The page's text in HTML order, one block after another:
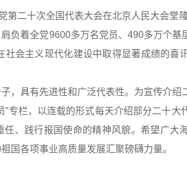
第二十次全国代表大会在北京人民大会堂
负着全党9600多万名党员、490多万个基
会主义现代化建设中取得显著成绩的喜
，具有先进性和广泛代表性。为宣传介绍
”专栏，以连载的形式每天介绍部分二十大
、践行报国使命的精神风貌。希望广大
国各项事业高质量发展汇聚磅礴力量。